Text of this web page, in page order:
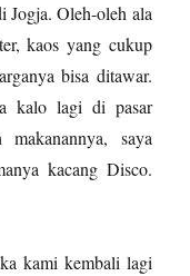
Jogja. Oleh-oleh ala
kaos yang cukup
bisa ditawar.
kalo lagi di pasar
saya
kacang Disco.
kami kembali lagi